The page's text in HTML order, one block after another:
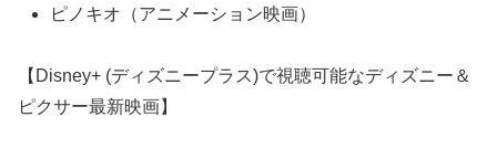
ピノキオ（アニメーション映画）
【Disney+ (ディズニープラス)で視聴可能なディズニー＆
ピクサー最新映画】